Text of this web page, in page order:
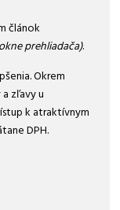
článok
prehliadača).
Okrem
zľavy u
k atraktívnym
DPH.